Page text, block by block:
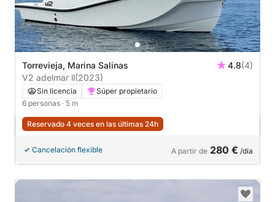
Torrevieja, Marina Salinas 4.8(4)
V2 adelmar ll(2023)
Sin licencia
Súper propietario
6 personas · 5 m
Reservado 4 veces en las últimas 24h
Cancelación flexible A partir de 280 € /día